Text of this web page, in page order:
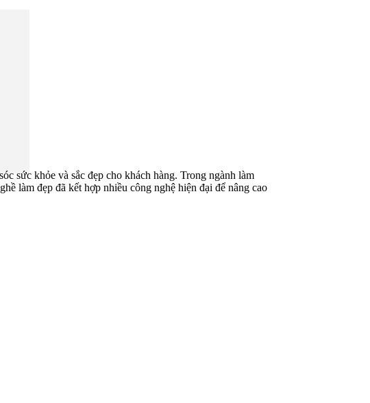
sức khỏe và sắc đẹp cho khách hàng. Trong ngành làm
làm đẹp đã kết hợp nhiều công nghệ hiện đại để nâng cao